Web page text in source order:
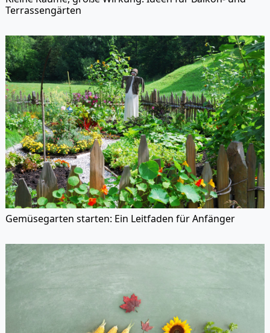
Terrassengärten
Gemüsegarten starten: Ein Leitfaden für Anfänger